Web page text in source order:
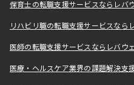
保育士の転職支援サービスならレバ
リハビリ職の転職支援サービスなら
医師の転職支援サービスならレバウ
医療・ヘルスケア業界の課題解決支